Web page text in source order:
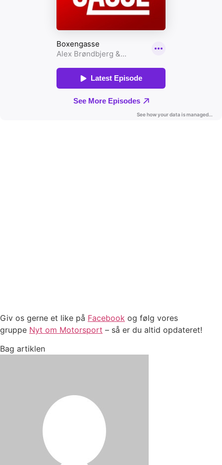
Giv os gerne et like på Facebook og følg vores
gruppe Nyt om Motorsport – så er du altid opdateret!
Bag artiklen